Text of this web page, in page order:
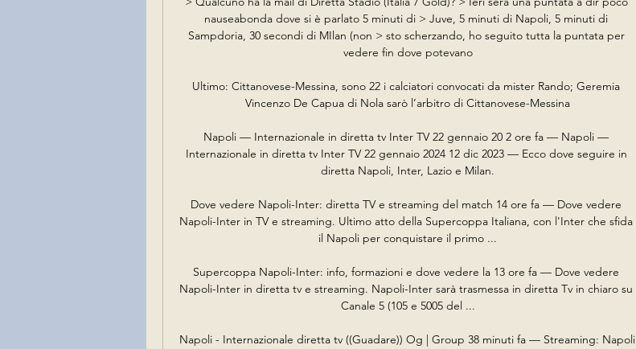
nauseabonda dove si è parlato 5 minuti di > Juve, 5 minuti di Napoli, 5 minuti di
Sampdoria, 30 secondi di MIlan (non > sto scherzando, ho seguito tutta la puntata per
vedere fin dove potevano
Ultimo: Cittanovese-Messina, sono 22 i calciatori convocati da mister Rando; Geremia
Vincenzo De Capua di Nola sarò l’arbitro di Cittanovese-Messina
Napoli — Internazionale in diretta tv Inter TV 22 gennaio 20 2 ore fa — Napoli —
Internazionale in diretta tv Inter TV 22 gennaio 2024 12 dic 2023 — Ecco dove seguire in
diretta Napoli, Inter, Lazio e Milan.
Dove vedere Napoli-Inter: diretta TV e streaming del match 14 ore fa — Dove vedere
Napoli-Inter in TV e streaming. Ultimo atto della Supercoppa Italiana, con l'Inter che sfida
il Napoli per conquistare il primo ...
Supercoppa Napoli-Inter: info, formazioni e dove vedere la 13 ore fa — Dove vedere
Napoli-Inter in diretta tv e streaming. Napoli-Inter sarà trasmessa in diretta Tv in chiaro su
Canale 5 (105 e 5005 del ...
Napoli - Internazionale diretta tv ((Guadare)) Og | Group 38 minuti fa — Streaming: Napoli